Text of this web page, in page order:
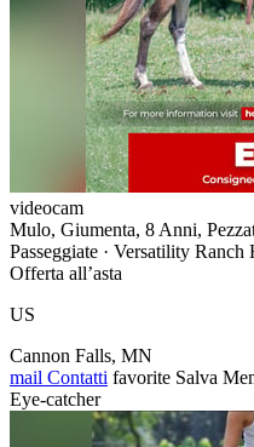
videocam
Mulo, Giumenta, 8 Anni,
Passeggiate · Versatility Ranch
Offerta all’asta
US
Cannon Falls, MN
mail Contatti favorite Salva
Eye-catcher